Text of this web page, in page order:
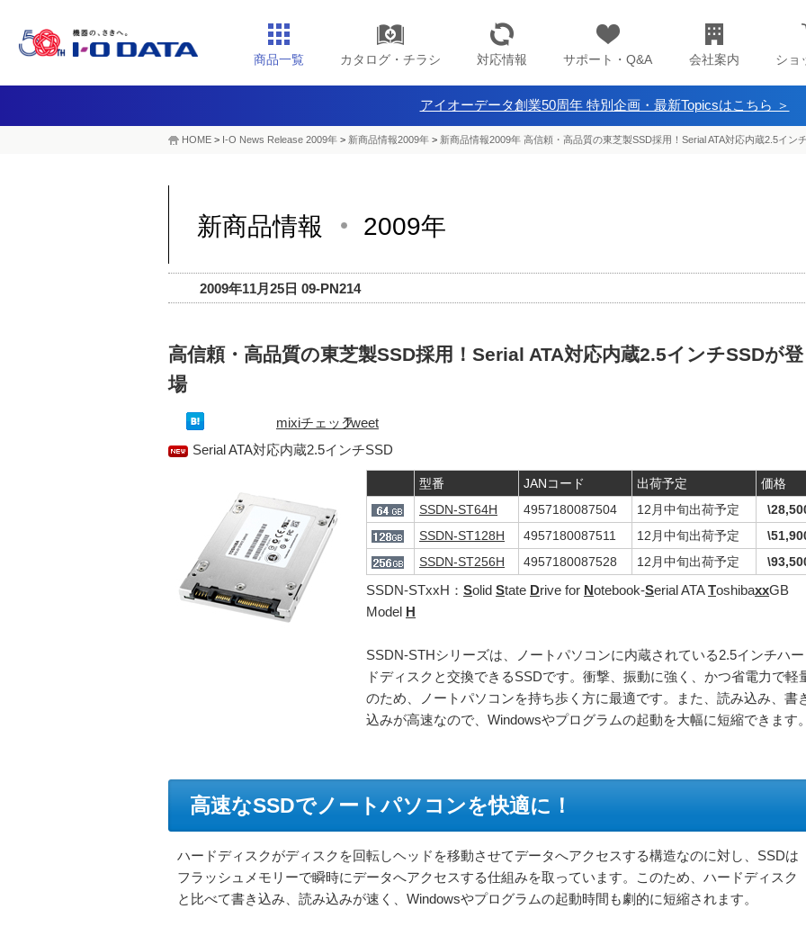
商品一覧 カタログ・チラシ 対応情報 サポート・Q&A 会社案内 ショ
アイオーデータ創業50周年 特別企画・最新Topicsはこちら ＞
HOME > I-O News Release 2009年 > 新商品情報2009年 > 新商品情報2009年 高信頼・高品質の東芝製SSD採用！Serial ATA対応内蔵2.5イン
新商品情報 2009年
2009年11月25日 09-PN214
高信頼・高品質の東芝製SSD採用！Serial ATA対応内蔵2.5インチSSDが登
場
mixiチェックTweet
Serial ATA対応内蔵2.5インチSSD
型番 JANコード 出荷予定
価格
SSDN-ST64H
4957180087504 12月中旬出荷予定
SSDN-ST128H
4957180087511 12月中旬出荷予定
SSDN-ST256H
4957180087528 12月中旬出荷予定
SSDN-STxxH： Solid State Drive for Notebook-Serial ATAToshibaxxGB
Model H
SSDN-STHシリーズは、ノートパソコンに内蔵されている2.5インチハー
ドディスクと交換できるSSDです。衝撃、振動に強く、かつ省電力で軽
のため、ノートパソコンを持ち歩く方に最適です。また、読み込み、書
込みが高速なので、Windowsやプログラムの起動を大幅に短縮できます
高速なSSDでノートパソコンを快適に！
ハードディスクがディスクを回転しヘッドを移動させてデータへアクセスする構造なのに対し、SSDは
フラッシュメモリーで瞬時にデータへアクセスする仕組みを取っています。このため、ハードディスク
と比べて書き込み、読み込みが速く、Windowsやプログラムの起動時間も劇的に短縮されます。